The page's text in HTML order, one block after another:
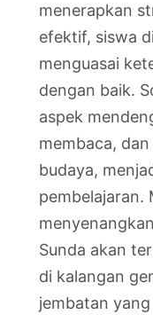
menerapkan
efektif, siswa
menguasai
dengan baik.
aspek
membaca,
budaya,
pembelajaran.
Sunda akan
di kalangan
jembatan